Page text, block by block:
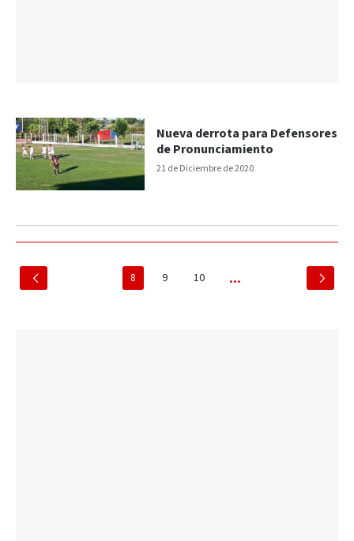
21 de Diciembre de 2020
Nueva derrota para Defensores
de Pronunciamiento
8 9 10